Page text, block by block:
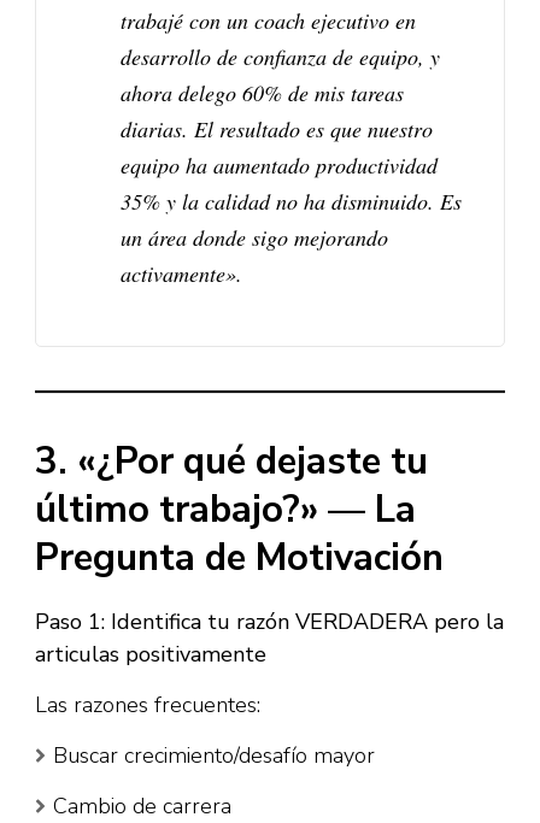
trabajé con un coach ejecutivo en
desarrollo de confianza de equipo, y
ahora delego 60% de mis tareas
diarias. El resultado es que nuestro
equipo ha aumentado productividad
35% y la calidad no ha disminuido. Es
un área donde sigo mejorando
activamente».​
3. «¿Por qué dejaste tu
último trabajo?» — La
Pregunta de Motivación
Paso 1: Identifica tu razón VERDADERA pero la
articulas positivamente
Las razones frecuentes:​
Buscar crecimiento/desafío mayor
Cambio de carrera